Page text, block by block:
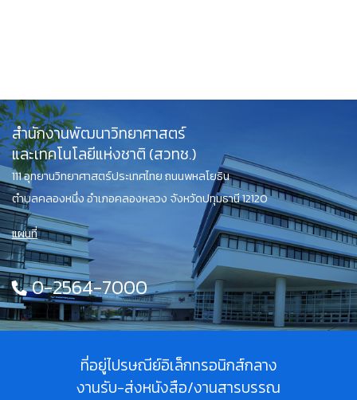
สำนักงานพัฒนาวิทยาศาสตร์
และเทคโนโลยีแห่งชาติ (สวทช.)
111 อุทยานวิทยาศาสตร์ประเทศไทย ถนนพหลโยธิน
ตำบลคลองหนึ่ง อำเภอคลองหลวง จังหวัดปทุมธานี 12120
แผนที่
0-2564-7000
ที่อยู่ไปรษณีย์อิเล็กทรอนิกส์กลาง
งานรับ-ส่งหนังสือ/งานสารบรรณ